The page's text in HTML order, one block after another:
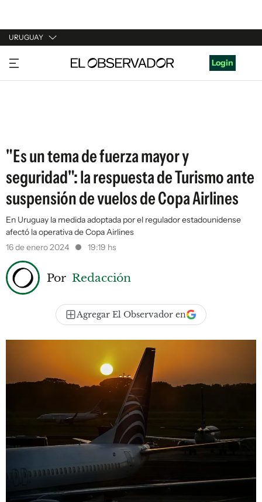
URUGUAY
URUGUAY
ARGENTINA
Login
"Es un tema de fuerza mayor y
seguridad": la respuesta de Turismo ante
suspensión de vuelos de Copa Airlines
En Uruguay la medida adoptada por el regulador estadounidense
afectó la operativa de Copa Airlines
16 de enero 2024
19:19 hs
Por Redacción
Agregar El Observador en